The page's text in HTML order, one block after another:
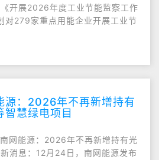
开展2026年度工业节能监察工作
对279家重点用能企业开展工业节
源：2026年不再新增持有
智慧绿电项目
网能源：2026年不再新增持有光
消息：12月24日，南网能源发布